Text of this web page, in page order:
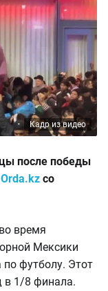
Кадр из видео
после победы
Orda.kz со
время
Мексики
футболу. Этот
в 1/8 финала.